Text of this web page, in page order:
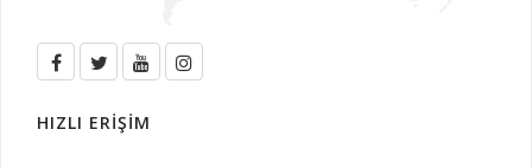
HIZLI ERİŞİM